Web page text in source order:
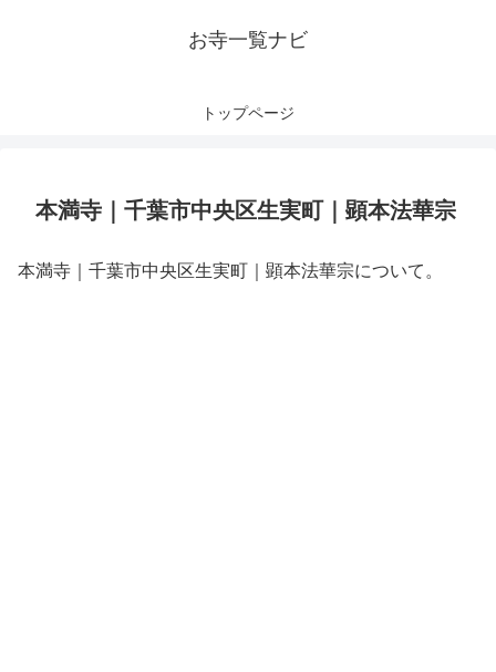
お寺一覧ナビ
トップページ
本満寺｜千葉市中央区生実町｜顕本法華宗
本満寺｜千葉市中央区生実町｜顕本法華宗について。